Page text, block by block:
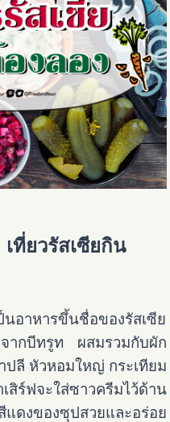
เที่ยวรัสเซียกิน
อาหารขึ้นชื่อของรัสเซีย
จากบีทรูท ผสมรวมกับผัก
ลี หัวหอมใหญ่ กระเทียม
สิร์ฟจะใส่ซาวครีมไว้ด้าน
ดงของซุปสวยและอร่อย